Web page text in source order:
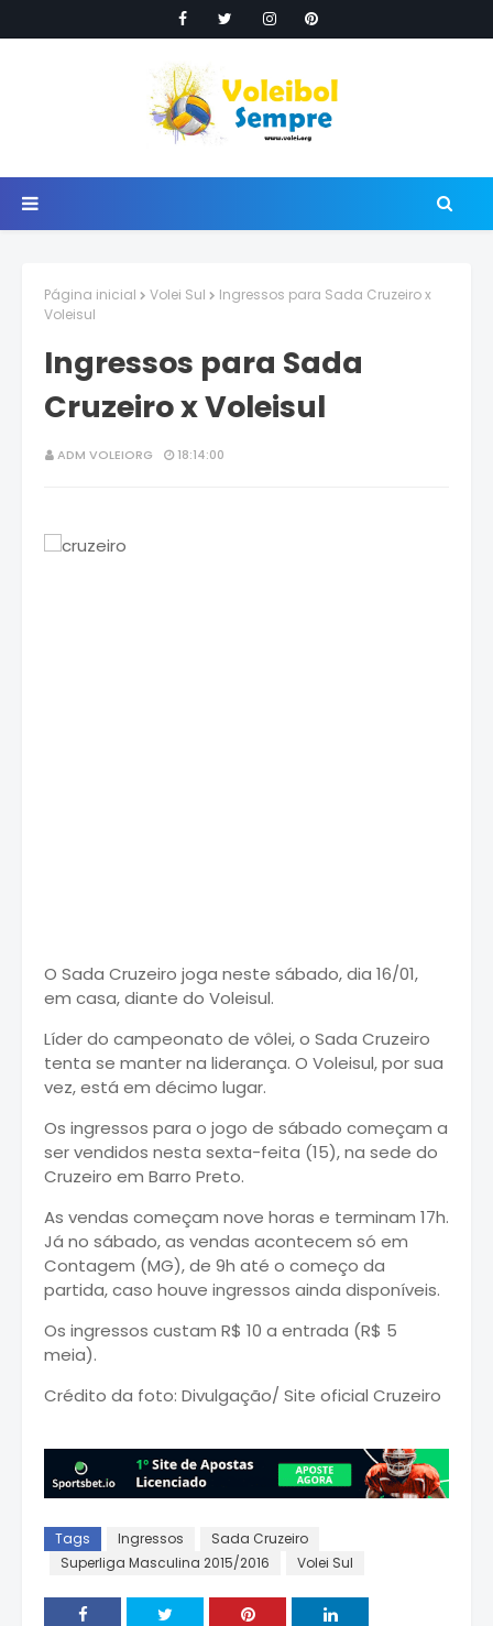
Página inicial Volei Sul
Ingressos para Sada Cruzeiro x
Voleisul
Ingressos para Sada
Cruzeiro x Voleisul
ADM VOLEIORG 18:14:00
O Sada Cruzeiro joga neste sábado, dia 16/01,
em casa, diante do Voleisul.
Líder do campeonato de vôlei, o Sada Cruzeiro
tenta se manter na liderança. O Voleisul, por sua
vez, está em décimo lugar.
Os ingressos para o jogo de sábado começam a
ser vendidos nesta sexta-feita (15), na sede do
Cruzeiro em Barro Preto.
As vendas começam nove horas e terminam 17h.
Já no sábado, as vendas acontecem só em
Contagem (MG), de 9h até o começo da
partida, caso houve ingressos ainda disponíveis.
Os ingressos custam R$ 10 a entrada (R$ 5
meia).
Crédito da foto: Divulgação/ Site oficial Cruzeiro
Tags Ingressos
Sada Cruzeiro
Superliga Masculina 2015/2016
Volei Sul